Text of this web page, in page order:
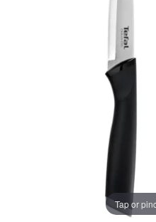
CAMERA COPILULUI
MARSUPII BEBELUSI
LEAGANE COPII
Tap or
Chrome cu detalii
Verde cu detalii